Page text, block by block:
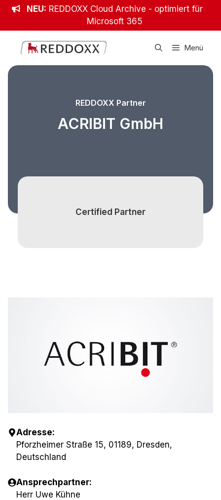
Zum
springen
NEU: REDDOXX Cloud Archive - optimiert für
Microsoft 365
Menü
REDDOXX Partner
ACRIBIT GmbH
Certified Partner
Adresse:
Pforzheimer Straße 15, 01189, Dresden,
Deutschland
Ansprechpartner:
Herr Uwe Kühne